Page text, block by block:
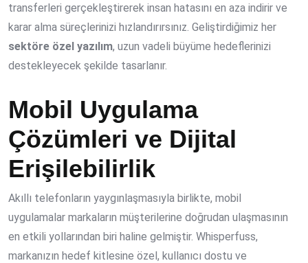
transferleri gerçekleştirerek insan hatasını en aza indirir ve
karar alma süreçlerinizi hızlandırırsınız. Geliştirdiğimiz her
sektöre özel yazılım, uzun vadeli büyüme hedeflerinizi
destekleyecek şekilde tasarlanır.
Mobil Uygulama
Çözümleri ve Dijital
Erişilebilirlik
Akıllı telefonların yaygınlaşmasıyla birlikte, mobil
uygulamalar markaların müşterilerine doğrudan ulaşmasının
en etkili yollarından biri haline gelmiştir. Whisperfuss,
markanızın hedef kitlesine özel, kullanıcı dostu ve